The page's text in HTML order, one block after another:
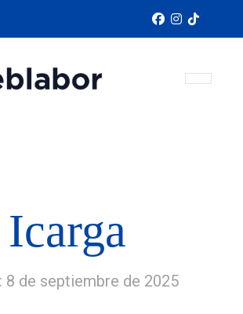
Icarga
8 de septiembre de 2025